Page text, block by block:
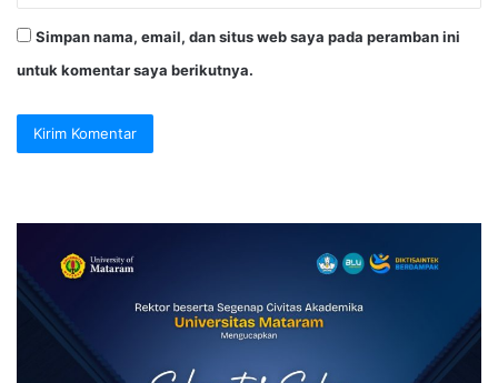
Simpan nama, email, dan situs web saya pada peramban ini
untuk komentar saya berikutnya.